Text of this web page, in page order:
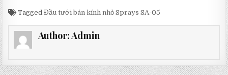
SPRAYS
TaggedĐầu tưới bán kính nhỏ Sprays SA-05
Author:Admin